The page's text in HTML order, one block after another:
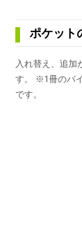
ポケット
入れ替え、追加
す。 ※1冊のバ
です。